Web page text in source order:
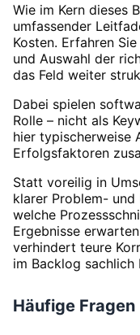
Wie im Kern dieses
umfassender
Kosten. Erfahren
und Auswahl der
das Feld weiter
Dabei spielen
Rolle – nicht als
hier typischerweise
Erfolgsfaktoren
Statt voreilig in
klarer Problem- und
welche
Ergebnisse
verhindert teure
im Backlog sachlich
Häufige Fragen